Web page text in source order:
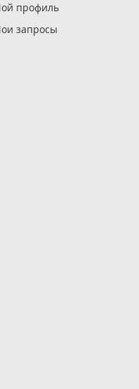
профиль
запросы